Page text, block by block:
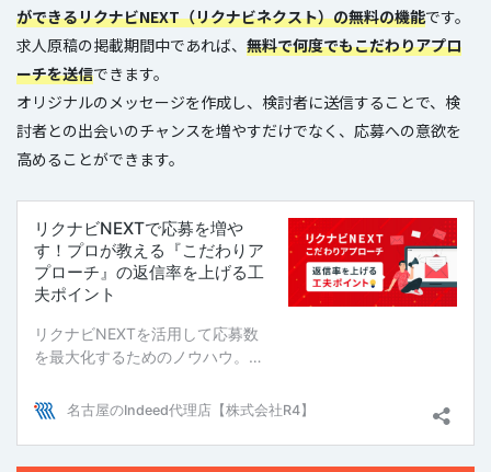
ができるリクナビNEXT（リクナビネクスト）の無料の機能です。
求人原稿の掲載期間中であれば、 無料で何度でもこだわりアプロ
ーチを送信できます。
オリジナルのメッセージを作成し、検討者に送信することで、検
討者との出会いのチャンスを増やすだけでなく、応募への意欲を
高めることができます。